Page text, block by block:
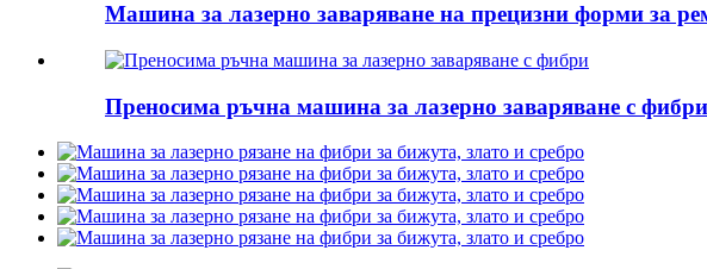
Машина за лазерно заваряване на прецизни форми за
Преносима ръчна машина за лазерно заваряване с фибри